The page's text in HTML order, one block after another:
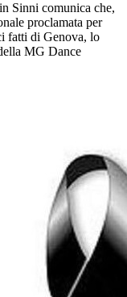
Sinni comunica che,
proclamata per
fatti di Genova, lo
MG Dance